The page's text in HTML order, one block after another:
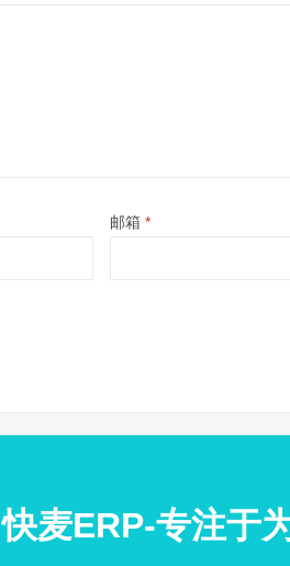
邮箱 *
快麦ERP-专注于